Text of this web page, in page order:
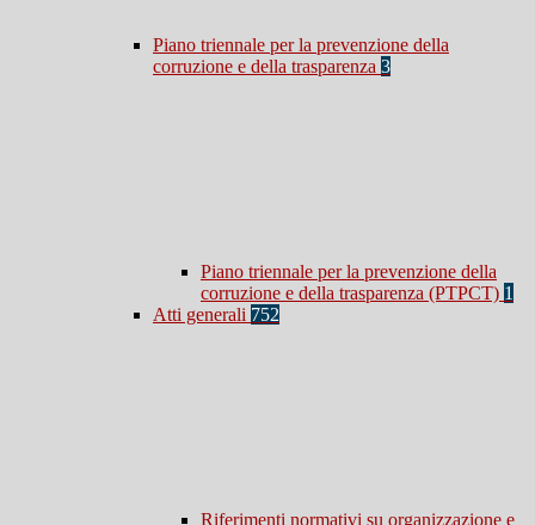
Piano triennale per la prevenzione della
corruzione e della trasparenza 3
Piano triennale per la prevenzione della
corruzione e della trasparenza (PTPCT) 1
Atti generali 752
Riferimenti normativi su organizzazione e